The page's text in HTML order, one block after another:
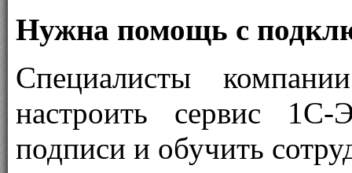
Нужна помощь с
Специалисты
настроить сервис
подписи и обучить